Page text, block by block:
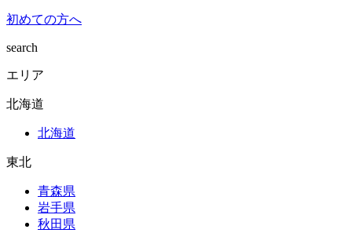
初めての方へ
search
エリア
北海道
北海道
東北
青森県
岩手県
秋田県